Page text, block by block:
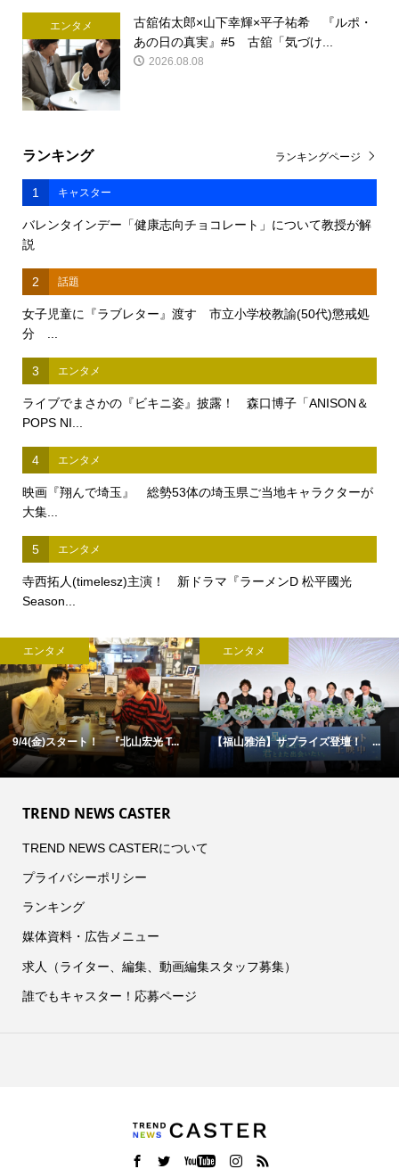
エンタメ
古舘佑太郎×山下幸輝×平子祐希 『ルポ・
あの日の真実』#5 古舘「気づけ...
2026.08.08
ランキング
1 キャスター
バレンタインデー「健康志向チョコレート」について教授が解
説
2 話題
女子児童に『ラブレター』渡す 市立小学校教諭(50代)懲戒処
分 ...
3 エンタメ
ライブでまさかの『ビキニ姿』披露！ 森口博子「ANISON＆
POPS NI...
4 エンタメ
映画『翔んで埼玉』 総勢53体の埼玉県ご当地キャラクターが
大集...
5 エンタメ
寺西拓人(timelesz)主演！ 新ドラマ『ラーメンD 松平國光
Season...
ランキングページ
エンタメ
9/4(金)スタート！ 『北山宏光 T...
エンタメ
【福山雅治】サプライズ登壇！ ...
TREND NEWS CASTER
TREND NEWS CASTERについて
プライバシーポリシー
ランキング
媒体資料・広告メニュー
求人（ライター、編集、動画編集スタッフ募集）
誰でもキャスター！応募ページ